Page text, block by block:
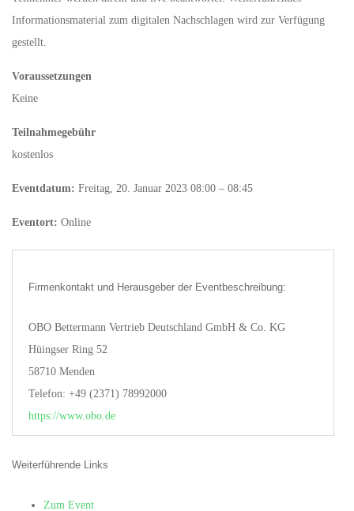
Informationsmaterial zum digitalen Nachschlagen wird zur Verfügung
gestellt.
Voraussetzungen
Keine
Teilnahmegebühr
kostenlos
Eventdatum: Freitag, 20. Januar 2023 08:00 – 08:45
Eventort: Online
Firmenkontakt und Herausgeber der Eventbeschreibung:
OBO Bettermann Vertrieb Deutschland GmbH & Co. KG
Hüingser Ring 52
58710 Menden
Telefon: +49 (2371) 78992000
https://www.obo.de
Weiterführende Links
Zum Event